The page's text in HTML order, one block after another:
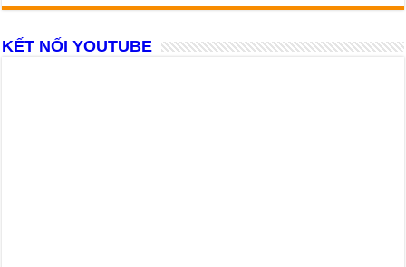
KẾT NỐI YOUTUBE